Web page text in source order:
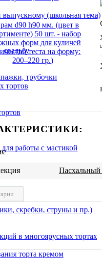
выпускному (школьная тема)
свадьбу
трубочки
тортов
работы с мастикой
скребки, струны и пр.)
в многоярусных тортах
торта кремом
Пасхальный